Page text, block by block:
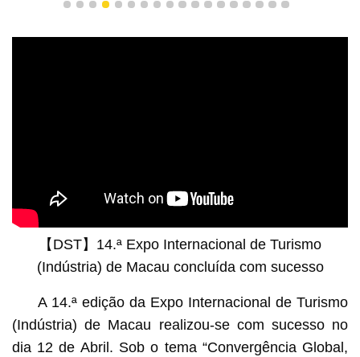
1 2 3 4 5 6 7 8 9 101112131415161718
【DST】14.ª Expo Internacional de Turismo
(Indústria) de Macau concluída com sucesso
A 14.ª edição da Expo Internacional de Turismo
(Indústria) de Macau realizou-se com sucesso no
dia 12 de Abril. Sob o tema “Convergência Global,